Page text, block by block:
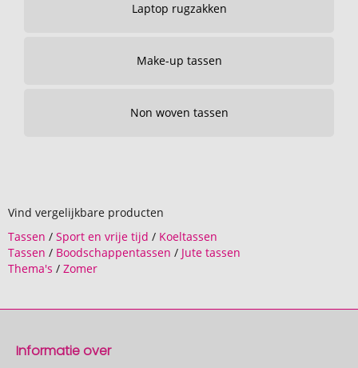
Laptop rugzakken
Make-up tassen
Non woven tassen
Vind vergelijkbare producten
Tassen / Sport en vrije tijd / Koeltassen
Tassen / Boodschappentassen / Jute tassen
Thema's / Zomer
Informatie over